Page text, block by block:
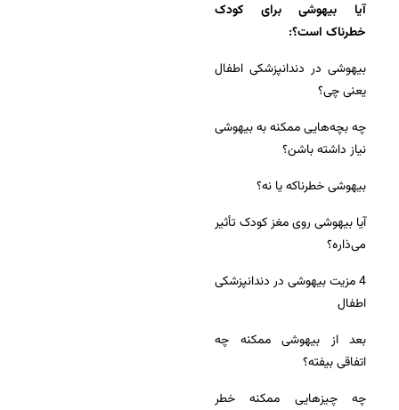
آیا بیهوشی برای کودک
خطرناک است؟:
بیهوشی در دندانپزشکی اطفال
یعنی چی؟
چه بچه‌هایی ممکنه به بیهوشی
نیاز داشته باشن؟
بیهوشی خطرناکه یا نه؟
آیا بیهوشی روی مغز کودک تأثیر
می‌ذاره؟
4 مزیت بیهوشی در دندانپزشکی
اطفال
بعد از بیهوشی ممکنه چه
اتفاقی بیفته؟
چه چیزهایی ممکنه خطر